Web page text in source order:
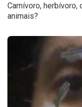
Carnívoro,
animais?